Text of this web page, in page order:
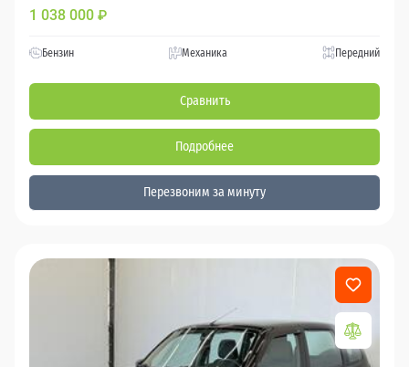
1 038 000 ₽
Бензин Механика Передний
Сравнить
Подробнее
Перезвоним за минуту